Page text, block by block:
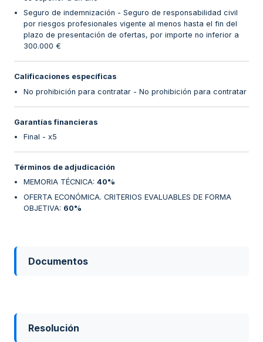
Seguro de indemnización - Seguro de responsabilidad civil
por riesgos profesionales vigente al menos hasta el fin del
plazo de presentación de ofertas, por importe no inferior a
300.000 €
Calificaciones específicas
No prohibición para contratar - No prohibición para contratar
Garantías financieras
Final - x5
Términos de adjudicación
MEMORIA TÉCNICA: 40%
OFERTA ECONÓMICA. CRITERIOS EVALUABLES DE FORMA
OBJETIVA: 60%
Documentos
Resolución